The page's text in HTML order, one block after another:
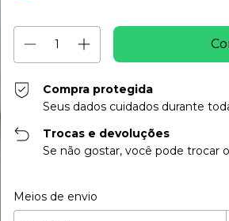
Compra protegida
Seus dados cuidados durante
Trocas e devoluções
Se não gostar, você pode trocar
Entregas para o CEP:
Meios de envio